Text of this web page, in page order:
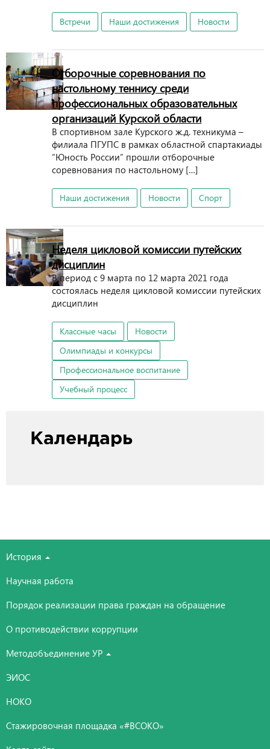
Встречи Наши достижения Новости
Отборочные соревнования по
настольному теннису среди
профессиональных образовательных
организаций Курской области
В спортивном зале Курского ж.д. техникума –
филиала ПГУПС в рамках областной спартакиады
“Юность России” прошли отборочные
соревнования по настольному […]
Наши достижения Новости Спорт
Неделя цикловой комиссии путейских
дисциплин
В период с 9 марта по 12 марта 2021 года
состоялась неделя цикловой комиссии путейских
дисциплин
Классные часы
Новости
Олимпиады и конкурсы
Профессиональное воспитание
Учебный процесс
Календарь
История
Научная работа
Порядок реализации права граждан на обращение
О противодействии коррупции
Методобъединение УР
ЭИОС
НОКО
Стажировочная площадка «#ВСОКО»